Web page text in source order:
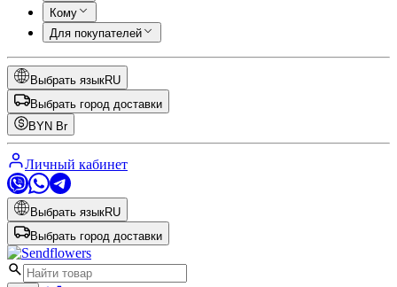
Кому
Для покупателей
Выбрать языкRU
Выбрать город доставки
BYN Br
Личный кабинет
Выбрать языкRU
Выбрать город доставки